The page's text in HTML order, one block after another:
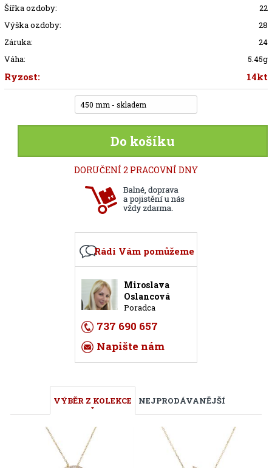
Šířka ozdoby:
22
Výška ozdoby:
28
Záruka:
24
Váha:
5.45g
Ryzost: 14kt
450 mm - skladem
Do košíku
DORUČENÍ 2 PRACOVNÍ DNY
Rádi Vám pomůžeme
Miroslava
Oslancová
Poradca
737 690 657
Napište nám
VÝBĚR Z KOLEKCE NEJPRODÁVANĚJŠÍ